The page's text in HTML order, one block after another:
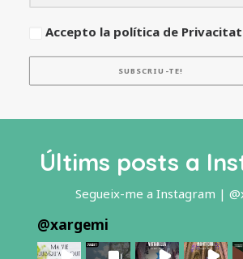
Accepto la política de Privacitat
SUBSCRIU-TE!
Últims posts a
Segueix-me a Instagram |
@xargemi